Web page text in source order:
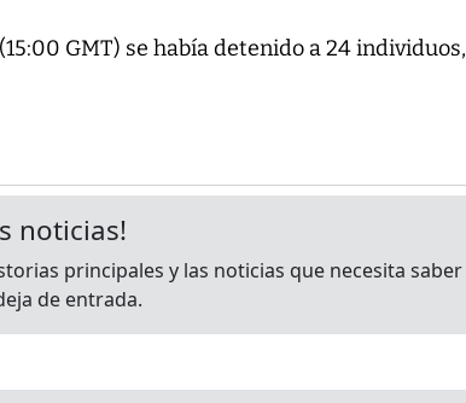
GMT) se había detenido a 24 individuos,